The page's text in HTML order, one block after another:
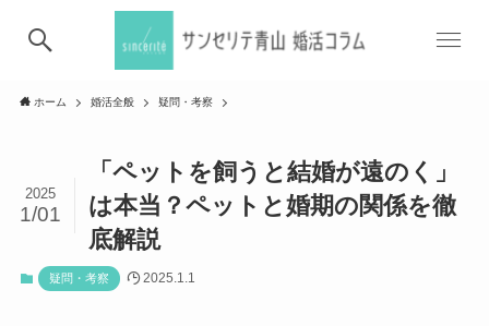
ホーム 婚活全般 疑問・考察
「ペットを飼うと結婚が遠のく」
は本当？ペットと婚期の関係を徹
底解説
2025
1/01
疑問・考察 2025.1.1